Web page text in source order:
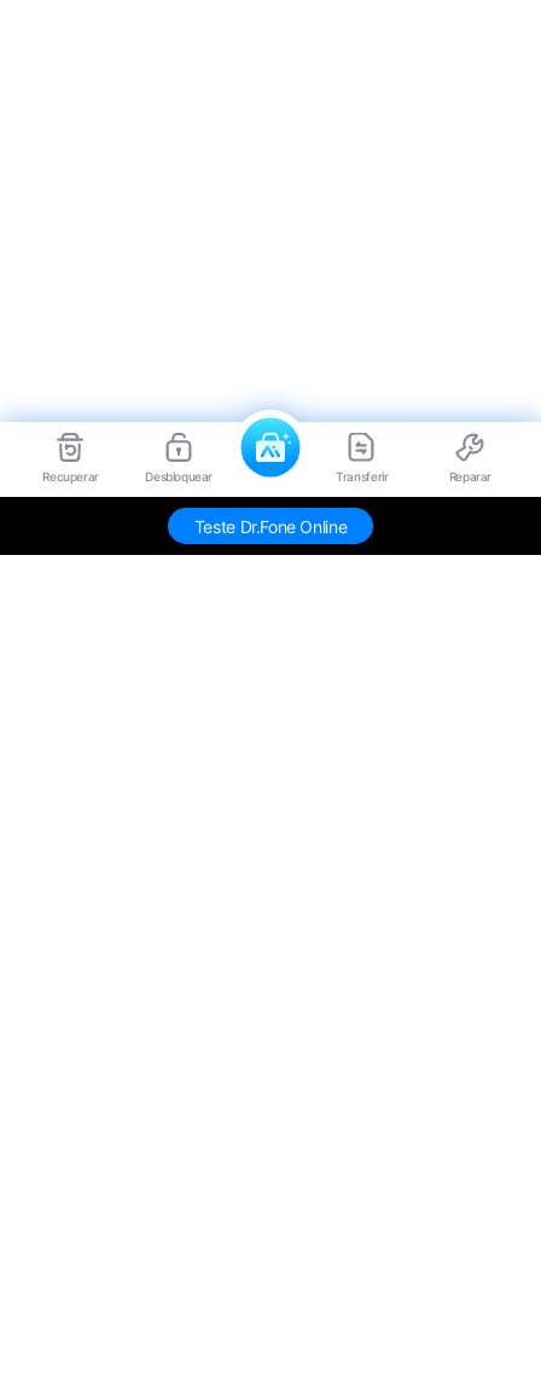
Recuperar Desbloquear Transferir Reparar
Teste Dr.Fone Online